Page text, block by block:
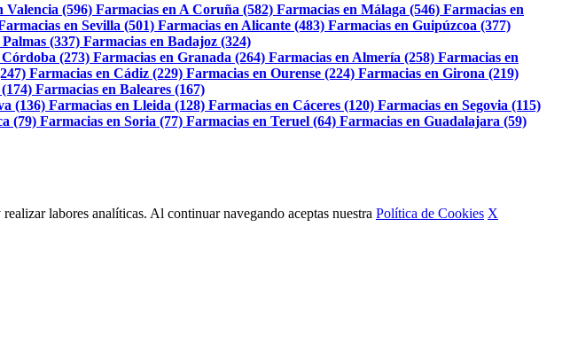
Valencia (596) Farmacias en A Coruña (582) Farmacias en Málaga (546) Farmacias en
en Sevilla (501) Farmacias en Alicante (483) Farmacias en Guipúzcoa (377)
(337) Farmacias en Badajoz (324)
(273) Farmacias en Granada (264) Farmacias en Almería (258) Farmacias en
Farmacias en Cádiz (229) Farmacias en Ourense (224) Farmacias en Girona (219)
Farmacias en Baleares (167)
(136) Farmacias en Lleida (128) Farmacias en Cáceres (120) Farmacias en Segovia (115)
(79) Farmacias en Soria (77) Farmacias en Teruel (64) Farmacias en Guadalajara (59)
labores analíticas. Al continuar navegando aceptas nuestra Política de Cookies X